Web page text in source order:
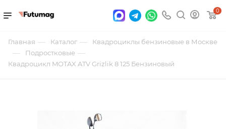
0
Главная — Каталог — Квадроциклы бензиновые в Москве
— Подростковые —
Квадроцикл MOTAX ATV Grizlik 8 125 Бензиновый